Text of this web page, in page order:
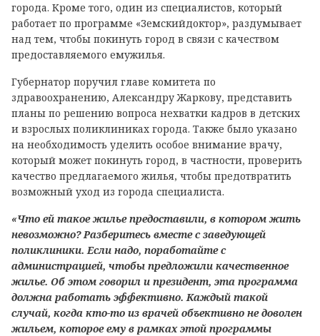
города. Кроме того, один из специалистов, который
работает по программе «Земскийдоктор», раздумывает
над тем, чтобы покинуть город в связи с качеством
предоставляемого емужилья.
Губернатор поручил главе комитета по
здравоохранению, Александру Жаркову, представить
планы по решению вопроса нехватки кадров в детских
и взрослых поликлиниках города. Также было указано
на необходимость уделить особое внимание врачу,
который может покинуть город, в частности, проверить
качество предлагаемого жилья, чтобы предотвратить
возможный уход из города специалиста.
«Что ей такое жилье предоставили, в котором жить
невозможно? Разберитесь вместе с заведующей
поликлиники. Если надо, поработайте с
администрацией, чтобы предложили качественное
жилье. Об этом говорил и президент, эта программа
должна работать эффективно. Каждый такой
случай, когда кто-то из врачей объективно не доволен
жильем, которое ему в рамках этой программы